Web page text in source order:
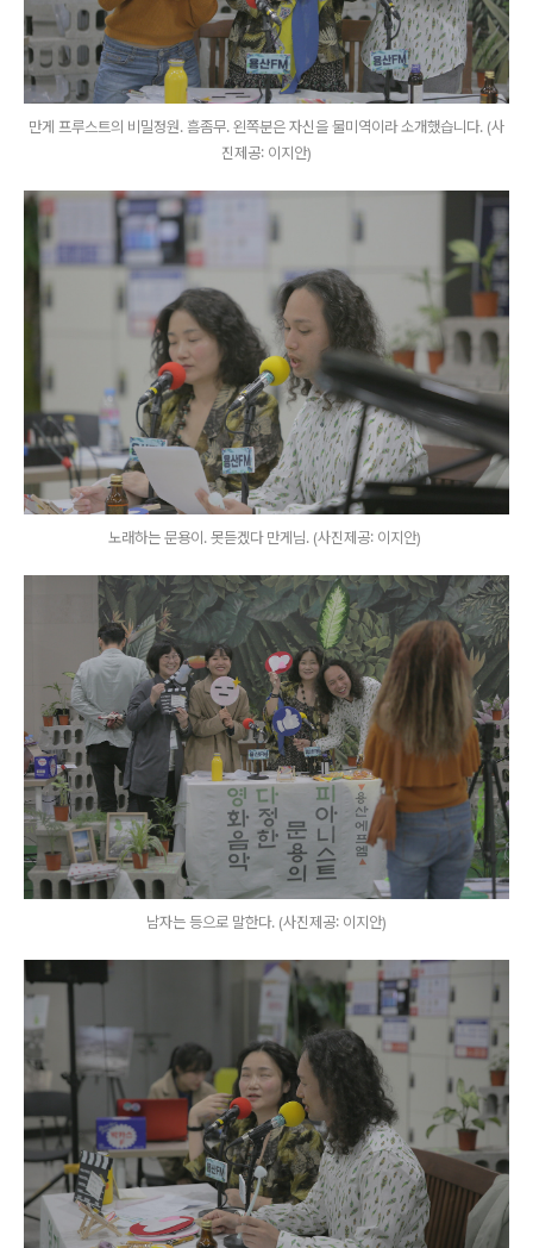
만게 프루스트의 비밀정원. 흠좀무. 왼쪽분은 자신을 물미역이라 소개했습니다. (사
진제공: 이지안)
노래하는 문용이. 못듣겠다 만게님. (사진제공: 이지안)
남자는 등으로 말한다. (사진제공: 이지안)